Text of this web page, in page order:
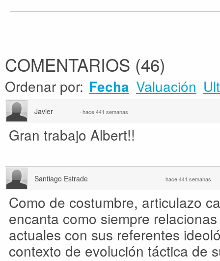
COMENTARIOS (46)
Ordenar por: Fecha Valuación
Javier · hace 441 semanas
Gran trabajo Albert!!
Santiago Estrade · hace 441 semanas
Como de costumbre, articulazo
encanta como siempre
actuales con sus referentes
contexto de evolución táctica de